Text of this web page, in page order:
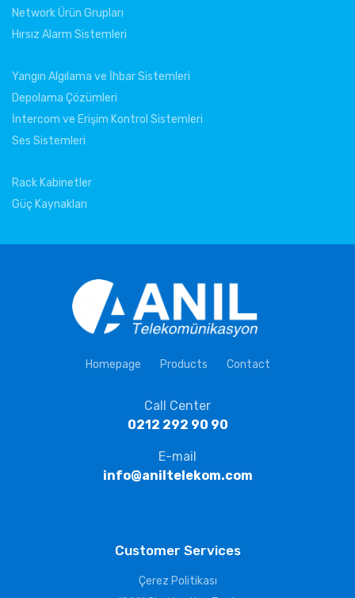
Network Ürün Grupları
Hırsız Alarm Sistemleri
Yangın Algılama ve İhbar Sistemleri
Depolama Çözümleri
İntercom ve Erişim Kontrol Sistemleri
Ses Sistemleri
Rack Kabinetler
Güç Kaynakları
Homepage Products Contact
Call Center
0212 292 90 90
E-mail
info@aniltelekom.com
Customer Services
Çerez Politikası